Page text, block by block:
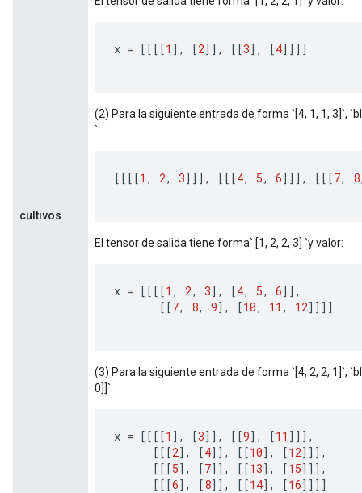
cultivos
x = [[[[1 ], [2]], [[3], [4]]]]
(2) Para la siguiente entrada de forma `[4, 1, 1, 3]`,
`:
[[[[1 , 2, 3]]], [[[4, 5, 6]]], [[[7, 8
El tensor de salida tiene forma` [1, 2, 2, 3] `y valor:
x = [[[[1 , 2, 3], [4, 5, 6]],
[[7, 8, 9], [10, 11 , 12]]]]
(3) Para la siguiente entrada de forma `[4, 2, 2, 1]`,
0]]`:
x = [[[[1 ], [3]], [[9], [11 ]]],
[[[2], [4]], [[10], [12]]],
[[[5], [7]], [[13], [15]]],
[[[6], [8]], [[14], [16]]]]